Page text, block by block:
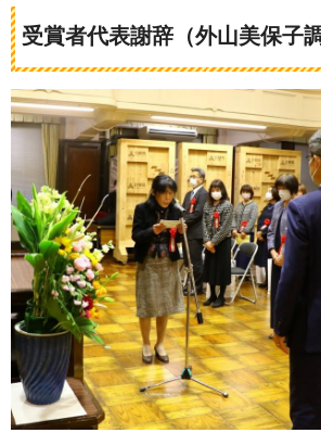
受賞者代表謝辞（外山美保子調